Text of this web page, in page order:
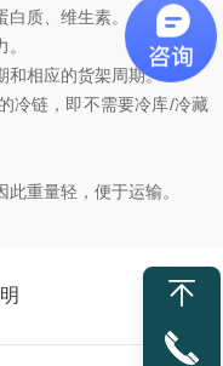
白质、维生素。
相应的货架周期。
冷链，即不需要冷库/冷藏
重量轻，便于运输。